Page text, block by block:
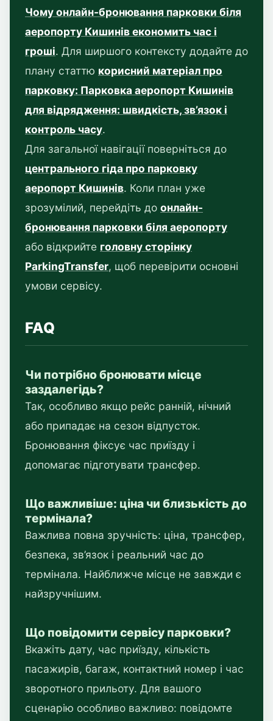
Чому онлайн-бронювання парковки біля
аеропорту Кишинів економить час і
гроші. Для ширшого контексту додайте до
плану статтю корисний матеріал про
парковку: Парковка аеропорт Кишинів
для відрядження: швидкість, зв’язок і
контроль часу.
Для загальної навігації поверніться до
центрального гіда про парковку
аеропорт Кишинів. Коли план уже
зрозумілий, перейдіть до онлайн-
бронювання парковки біля аеропорту
або відкрийте головну сторінку
ParkingTransfer, щоб перевірити основні
умови сервісу.
FAQ
Чи потрібно бронювати місце
заздалегідь?
Так, особливо якщо рейс ранній, нічний
або припадає на сезон відпусток.
Бронювання фіксує час приїзду і
допомагає підготувати трансфер.
Що важливіше: ціна чи близькість до
термінала?
Важлива повна зручність: ціна, трансфер,
безпека, зв’язок і реальний час до
термінала. Найближче місце не завжди є
найзручнішим.
Що повідомити сервісу парковки?
Вкажіть дату, час приїзду, кількість
пасажирів, багаж, контактний номер і час
зворотного прильоту. Для вашого
сценарію особливо важливо: повідомте